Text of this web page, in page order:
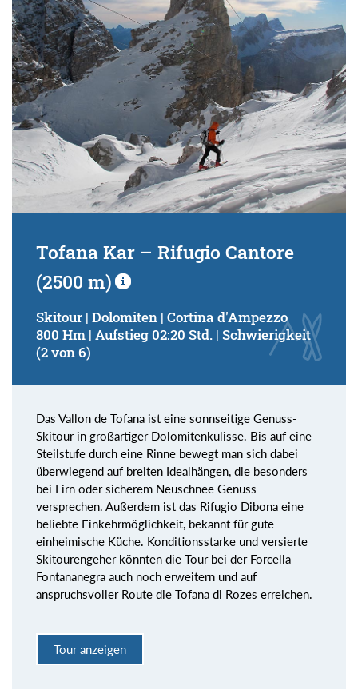
Tofana Kar – Rifugio Cantore
(2500 m)
Skitour | Dolomiten | Cortina d'Ampezzo
800 Hm | Aufstieg 02:20 Std. | Schwierigkeit
(2 von 6)
Das Vallon de Tofana ist eine sonnseitige Genuss-
Skitour in großartiger Dolomitenkulisse. Bis auf eine
Steilstufe durch eine Rinne bewegt man sich dabei
überwiegend auf breiten Idealhängen, die besonders
bei Firn oder sicherem Neuschnee Genuss
versprechen. Außerdem ist das Rifugio Dibona eine
beliebte Einkehrmöglichkeit, bekannt für gute
einheimische Küche. Konditionsstarke und versierte
Skitourengeher könnten die Tour bei der Forcella
Fontananegra auch noch erweitern und auf
anspruchsvoller Route die Tofana di Rozes erreichen.
Tour anzeigen